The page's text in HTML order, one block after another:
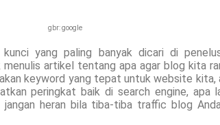
gbr: google
yang paling banyak dicari di
artikel tentang apa agar blog kita
keyword yang tepat untuk website kita,
peringkat baik di search engine, apa
heran bila tiba-tiba traffic blog